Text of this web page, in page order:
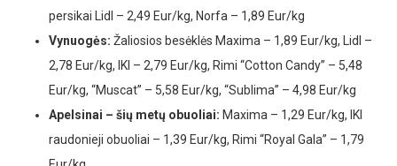
persikai Lidl – 2,49 Eur/kg, Norfa – 1,89 Eur/kg
Vynuogės: Žaliosios besėklės Maxima – 1,89 Eur/kg, Lidl –
2,78 Eur/kg, IKI – 2,79 Eur/kg, Rimi “Cotton Candy” – 5,48
Eur/kg, “Muscat” – 5,58 Eur/kg, “Sublima” – 4,98 Eur/kg
Apelsinai – šių metų obuoliai: Maxima – 1,29 Eur/kg, IKI
raudonieji obuoliai – 1,39 Eur/kg, Rimi “Royal Gala” – 1,79